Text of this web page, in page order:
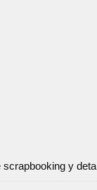
scrapbooking y